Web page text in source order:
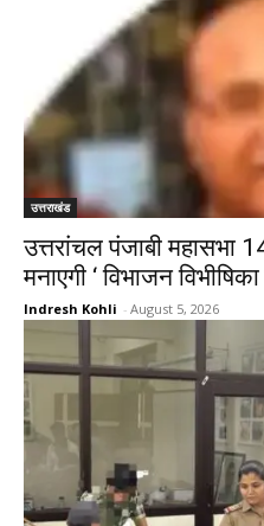
उत्तराखंड
उत्तरांचल पंजाबी महासभा
मनाएगी ‘ विभाजन
Indresh Kohli - August 5, 2026